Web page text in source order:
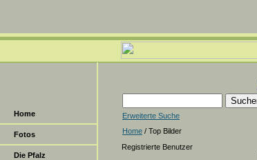
Home
Fotos
Die Pfalz
Erweiterte Suche
Home / Top Bilder
Registrierte Benutzer